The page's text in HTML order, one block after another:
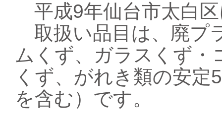
平成9年仙台市太白
取扱い品目は、廃プ
ムくず、ガラスくず・
くず、がれき類の安定
を含む）です。